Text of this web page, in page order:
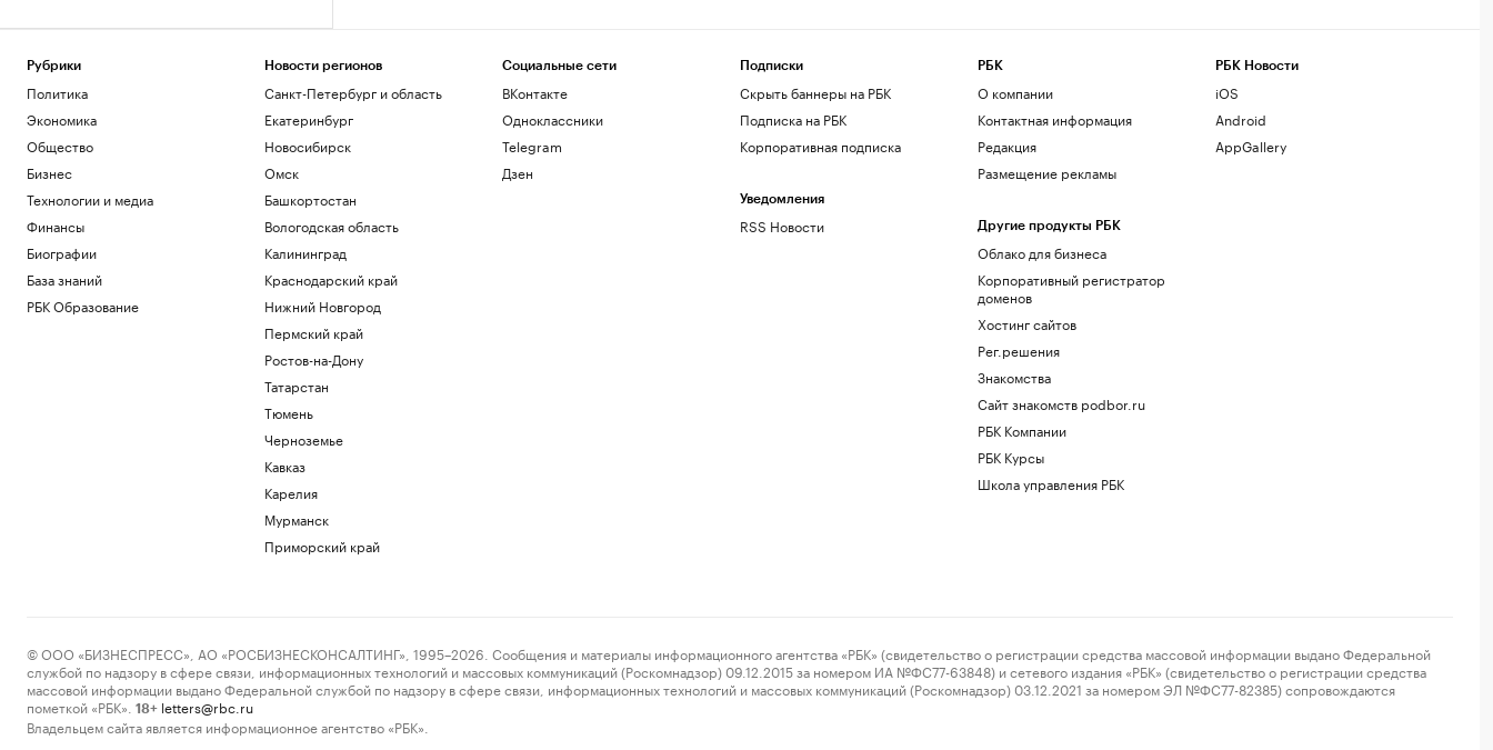
Рубрики
Политика
Экономика
Общество
Бизнес
Технологии и медиа
Финансы
Биографии
База знаний
РБК Образование
Новости регионов
Санкт-Петербург и область
Екатеринбург
Новосибирск
Омск
Башкортостан
Вологодская область
Калининград
Краснодарский край
Нижний Новгород
Пермский край
Ростов-на-Дону
Татарстан
Тюмень
Черноземье
Кавказ
Карелия
Мурманск
Приморский край
Социальные сети
ВКонтакте
Одноклассники
Telegram
Дзен
Подписки
Скрыть баннеры на РБК
Подписка на РБК
Корпоративная подписка
Уведомления
RSS Новости
РБК
О компании
Контактная информация
Редакция
Размещение рекламы
Другие продукты РБК
Облако для бизнеса
Корпоративный регистратор
доменов
Хостинг сайтов
Рег.решения
Знакомства
Сайт знакомств podbor.ru
РБК Компании
РБК Курсы
Школа управления РБК
РБК Новости
iOS
Android
AppGallery
© ООО «БИЗНЕСПРЕСС», АО «РОСБИЗНЕСКОНСАЛТИНГ», 1995–2026. Сообщения и материалы информационного агентства «РБК» (свидетельство о регистрации средства массовой информации выдано Федеральной
службой по надзору в сфере связи, информационных технологий и массовых коммуникаций (Роскомнадзор) 09.12.2015 за номером ИА №ФС77-63848) и сетевого издания «РБК» (свидетельство о регистрации средства
массовой информации выдано Федеральной службой по надзору в сфере связи, информационных технологий и массовых коммуникаций (Роскомнадзор) 03.12.2021 за номером ЭЛ №ФС77-82385) сопровождаются
пометкой «РБК».
18+ letters@rbc.ru
Владельцем сайта является информационное агентство «РБК».